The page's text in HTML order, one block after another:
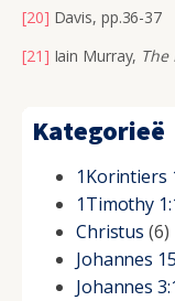
[20] Davis, pp.36-37
[21] Iain Murray, The
Kategorieë
1Korintiers
1Timothy
Christus (6)
Johannes
Johannes